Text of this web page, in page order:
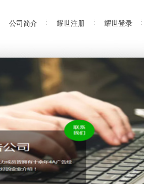
公司简介 耀世注册 耀世登录